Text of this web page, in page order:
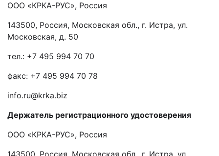
ООО «КРКА-РУС», Россия
143500, Россия, Московская обл., г. Истра, ул.
Московская, д. 50
тел.: +7 495 994 70 70
факс: +7 495 994 70 78
info.ru@krka.biz
Держатель регистрационного удостоверения
ООО «КРКА-РУС», Россия
143500, Россия, Московская обл., г. Истра, ул.